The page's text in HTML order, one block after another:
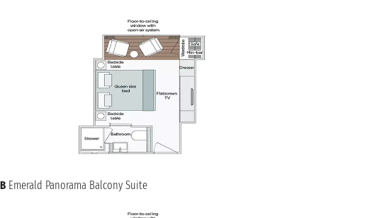
B Emerald Panorama Balcony Suite